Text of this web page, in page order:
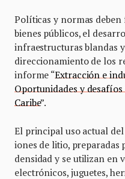
Políticas y normas deben
bienes públicos, el
infraestructuras blandas
direccionamiento de los
informe “Extracción e
Oportunidades y
Caribe”.
El principal uso actual
iones de litio, preparadas
densidad y se utilizan en
electrónicos, juguetes,